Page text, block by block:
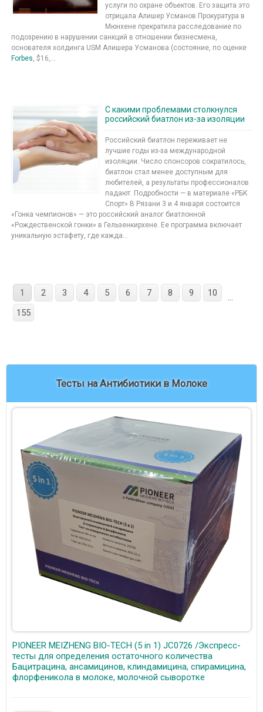
услуги по охране объектов. Его защита это
отрицала Алишер Усманов Прокуратура в
Мюнхене прекратила расследование по
подозрению в нарушении санкций в отношении бизнесмена,
основателя холдинга USM Алишера Усманова (состояние, по оценке
Forbes, $16,...
С какими проблемами столкнулся
российский биатлон из-за изоляции
Российский биатлон переживает не
лучшие годы из-за международной
изоляции. Число спонсоров сократилось,
биатлон стал менее доступным для
любителей, а результаты профессионалов
падают. Подробности — в материале «РБК
Спорт» В Рязани 3 и 4 января состоится
«Гонка чемпионов» — это российский аналог биатлонной
«Рождественской гонки» в Гельзенкирхене. Ее программа включает
уникальную эстафету, где кажда...
1 2 3 4 5 6 7 8 9 10
...
155
Тесты на Антибиотики в Молоке
PIONEER MEIZHENG BIO-TECH (5 in 1) JC0726 /Экспресс-
тесты для определения остаточного количества
Бацитрацина, ансамицинов, клиндамицина, спирамицина,
флорфеникола в молоке, молочной сыворотке